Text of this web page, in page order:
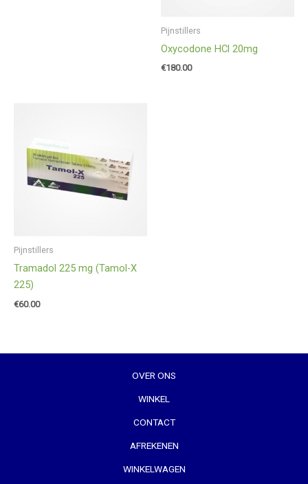
Pijnstillers
Oxycodone HCl 20mg
€180.00
Pijnstillers
Tramadol 225 mg (Tamol-X
225)
€60.00
OVER ONS
WINKEL
CONTACT
AFREKENEN
WINKELWAGEN